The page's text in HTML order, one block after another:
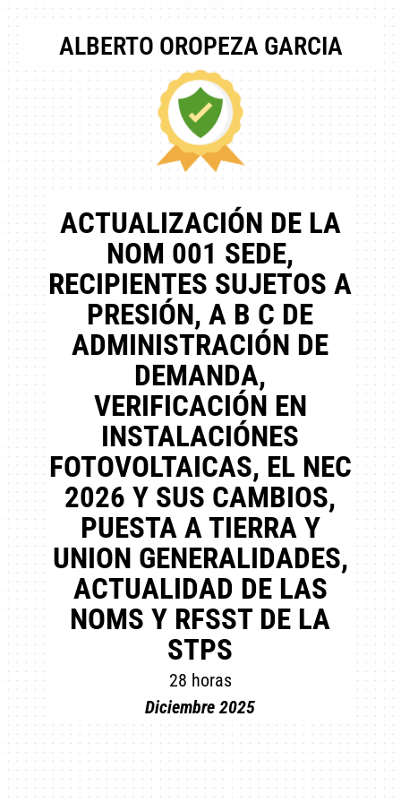
ALBERTO OROPEZA GARCIA
ACTUALIZACIÓN DE LA
NOM 001 SEDE,
RECIPIENTES SUJETOS A
PRESIÓN, A B C DE
ADMINISTRACIÓN DE
DEMANDA,
VERIFICACIÓN EN
INSTALACIÓNES
FOTOVOLTAICAS, EL NEC
2026 Y SUS CAMBIOS,
PUESTA A TIERRA Y
UNION GENERALIDADES,
ACTUALIDAD DE LAS
NOMS Y RFSST DE LA
STPS
28 horas
Diciembre 2025